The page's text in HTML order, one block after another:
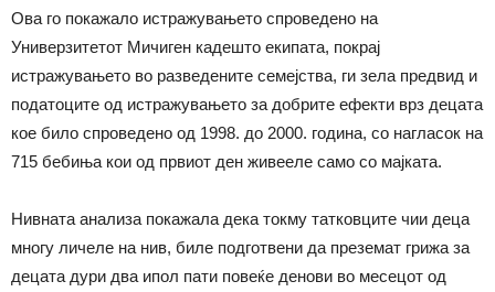
Ова го покажало истражувањето спроведено на
Универзитетот Мичиген кадешто екипата, покрај
истражувањето во разведените семејства, ги зела предвид и
податоците од истражувањето за добрите ефекти врз децата
кое било спроведено од 1998. до 2000. година, со нагласок на
715 бебиња кои од првиот ден живееле само со мајката.
Нивната анализа покажала дека токму татковците чии деца
многу личеле на нив, биле подготвени да преземат грижа за
децата дури два ипол пати повеќе денови во месецот од